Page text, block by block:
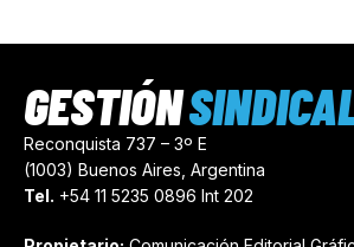
Reconquista 737 – 3º E
(1003) Buenos Aires, Argentina
Tel. +54 11 5235 0896 Int 202
GESTIÓN